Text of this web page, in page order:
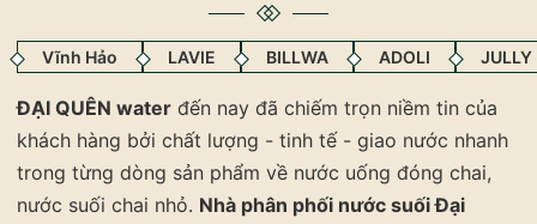
Vĩnh Hảo LAVIE BILLWA ADOLI JULLY
ĐẠI QUÊN water đến nay đã chiếm trọn niềm tin của
khách hàng bởi chất lượng - tinh tế - giao nước nhanh
trong từng dòng sản phẩm về nước uống đóng chai,
nước suối chai nhỏ. Nhà phân phối nước suối Đại